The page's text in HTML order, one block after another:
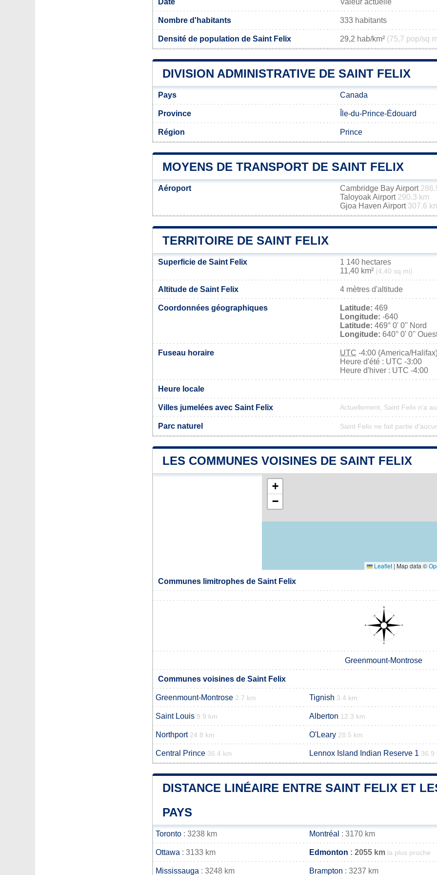
Date Valeur actuelle
Nombre d'habitants 333 habitants
Densité de population de Saint Felix 29,2 hab/km² (75,7 pop/sq
DIVISION ADMINISTRATIVE DE SAINT FELIX
Pays Canada
Province Île-du-Prince-Édouard
Région Prince
MOYENS DE TRANSPORT DE SAINT FELIX
Aéroport Cambridge Bay Airport
Taloyoak Airport 290.3 km
Gjoa Haven Airport 307.6
TERRITOIRE DE SAINT FELIX
Superficie de Saint Felix
1 140 hectares
11,40 km² (4,40 sq mi)
Altitude de Saint Felix 4 mètres d'altitude
Coordonnées géographiques Latitude: 469
Longitude: -640
Latitude: 469° 0' 0'' Nord
Longitude: 640° 0' 0''
Fuseau horaire UTC -4:00 (America/
Heure d'été : UTC -3:00
Heure d'hiver : UTC -4:00
Heure locale
Villes jumelées avec Saint Felix Actuellement, Saint Felix n'a
Parc naturel Saint Felix ne fait partie
LES COMMUNES VOISINES DE SAINT FELIX
+
−
Leaflet | Map data ©
Communes limitrophes de Saint Felix
Greenmount-Montrose
Communes voisines de Saint Felix
Greenmount-Montrose 2.7 km Tignish 3.4 km
Saint Louis 9.9 km Alberton 12.3 km
Northport 24.8 km O'Leary 28.5 km
Central Prince 36.4 km Lennox Island Indian Reserve 1 36.9
DISTANCE LINÉAIRE ENTRE SAINT FELIX ET
PAYS
Toronto : 3238 km Montréal : 3170 km
Ottawa : 3133 km Edmonton : 2055 km la plus proche
Mississauga : 3248 km Brampton : 3237 km